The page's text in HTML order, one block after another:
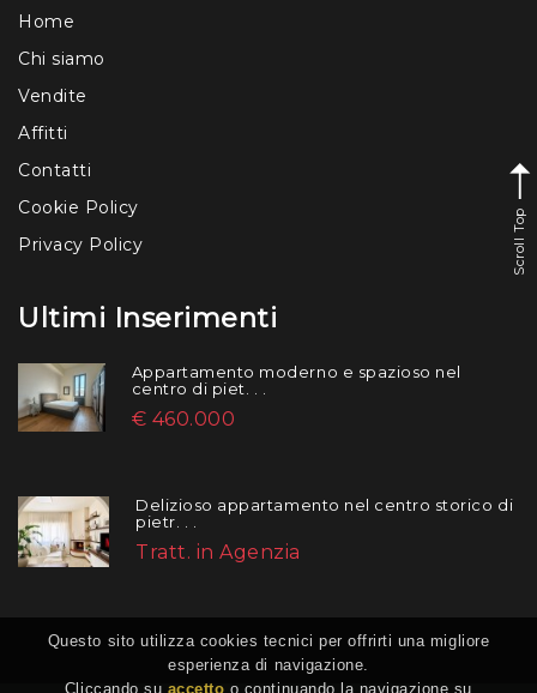
Home
Chi siamo
Vendite
Affitti
Contatti
Cookie Policy
Privacy Policy
Ultimi Inserimenti
Appartamento moderno e spazioso nel
centro di piet. . .
€ 460.000
Delizioso appartamento nel centro storico di
pietr. . .
Tratt. in Agenzia
Scroll Top
Questo sito utilizza cookies tecnici per offrirti una migliore
esperienza di navigazione.
Cliccando su accetto o continuando la navigazione su